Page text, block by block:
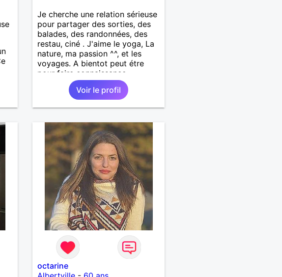
Je cherche une relation sérieuse
pour partager des sorties, des
balades, des randonnées, des
restau, ciné . J'aime le yoga, La
nature, ma passion ^^, et les
voyages. A bientot peut étre
pour faire connaissance
Voir le profil
octarine